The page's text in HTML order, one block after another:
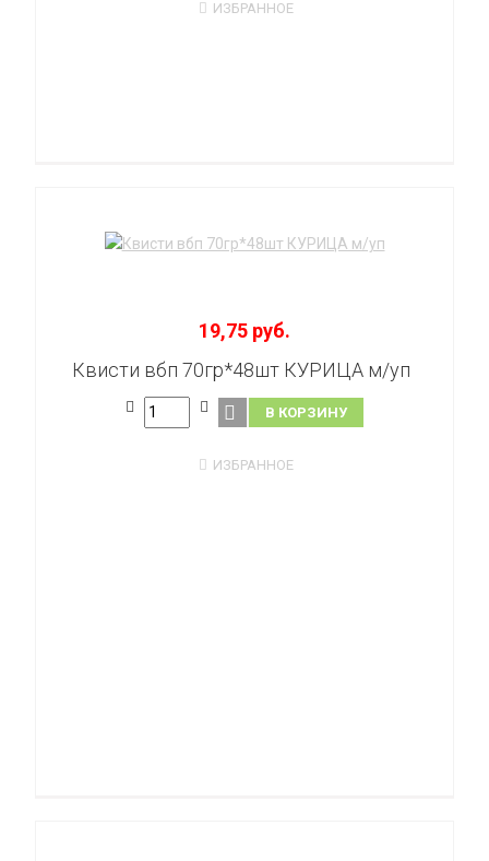
ИЗБРАННОЕ
19,75 руб.
Квисти вбп 70гр*48шт КУРИЦА м/уп
В КОРЗИНУ
ИЗБРАННОЕ